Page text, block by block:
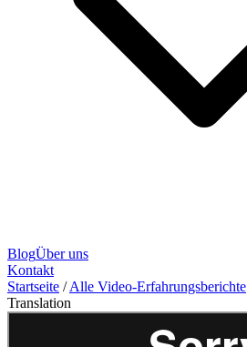
BlogÜber uns
Kontakt
Startseite / Alle Video-Erfahrungsberichte
Translation